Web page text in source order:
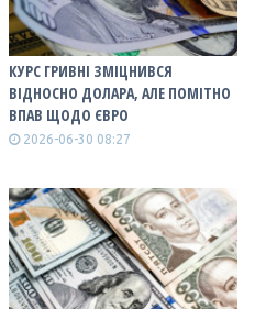
КУРС ГРИВНІ ЗМІЦНИВСЯ
ВІДНОСНО ДОЛАРА, АЛЕ ПОМІТНО
ВПАВ ЩОДО ЄВРО
2026-06-30 08:27